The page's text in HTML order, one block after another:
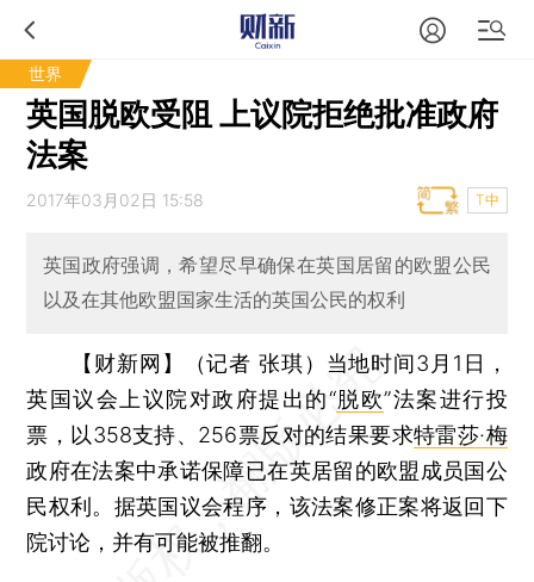
世界
英国脱欧受阻 上议院拒绝批准政府
法案
2017年03月02日 15:58 T中
英国政府强调，希望尽早确保在英国居留的欧盟公民
以及在其他欧盟国家生活的英国公民的权利
【财新网】（记者 张琪） 当地时间3月1日，
英国议会上议院对政府提出的“脱欧”法案进行投
票，以358支持、256票反对的结果要求特雷莎·梅
政府在法案中承诺保障已在英居留的欧盟成员国公
民权利。据英国议会程序，该法案修正案将返回下
院讨论，并有可能被推翻。